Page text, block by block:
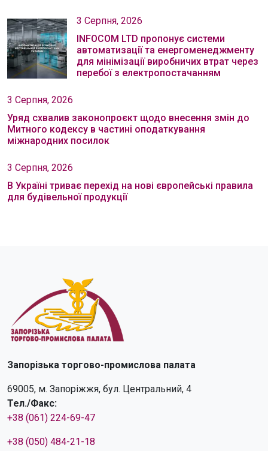
3 Серпня, 2026
INFOCOM LTD пропонує системи
автоматизації та енергоменеджменту
для мінімізації виробничих втрат через
перебої з електропостачанням
3 Серпня, 2026
Уряд схвалив законопроєкт щодо внесення змін до
Митного кодексу в частині оподаткування
міжнародних посилок
3 Серпня, 2026
В Україні триває перехід на нові європейські правила
для будівельної продукції
Запорізька торгово-промислова палата
69005, м. Запоріжжя, бул. Центральний, 4
Тел./Факс:
+38 (061) 224-69-47
+38 (050) 484-21-18